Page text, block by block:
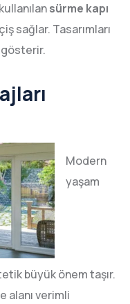
sürme kapı
sağlar. Tasarımları
Modern
yaşam
büyük önem taşır.
alanı verimli